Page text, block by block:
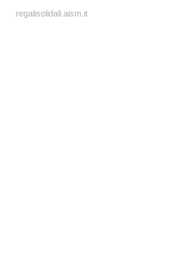
regalisolidali.aism.it